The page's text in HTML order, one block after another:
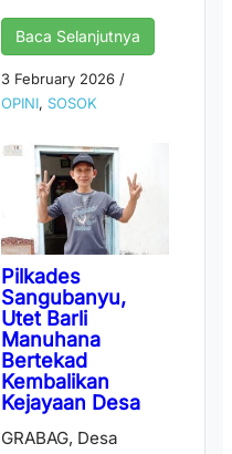
Baca Selanjutnya
3 February 2026 /
OPINI, SOSOK
Pilkades
Sangubanyu,
Utet Barli
Manuhana
Bertekad
Kembalikan
Kejayaan Desa
GRABAG, Desa